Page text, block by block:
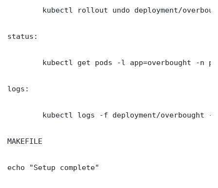
status:
logs:
MAKEFILE
echo "Setup complete"